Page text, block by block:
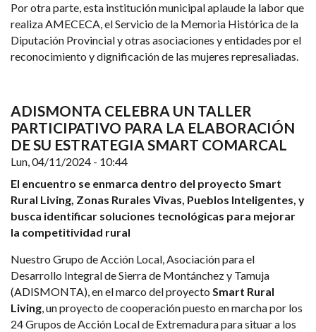
Por otra parte, esta institución municipal aplaude la labor que
realiza AMECECA, el Servicio de la Memoria Histórica de la
Diputación Provincial y otras asociaciones y entidades por el
reconocimiento y dignificación de las mujeres represaliadas.
ADISMONTA CELEBRA UN TALLER
PARTICIPATIVO PARA LA ELABORACIÓN
DE SU ESTRATEGIA SMART COMARCAL
Lun, 04/11/2024 - 10:44
El encuentro se enmarca dentro del proyecto Smart
Rural Living, Zonas Rurales Vivas, Pueblos Inteligentes, y
busca identificar soluciones tecnológicas para mejorar
la competitividad rural
Nuestro Grupo de Acción Local, Asociación para el
Desarrollo Integral de Sierra de Montánchez y Tamuja
(ADISMONTA), en el marco del proyecto Smart Rural
Living, un proyecto de cooperación puesto en marcha por los
24 Grupos de Acción Local de Extremadura para situar a los